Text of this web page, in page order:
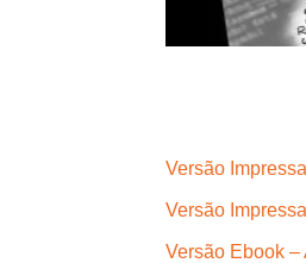
Versão
Versão
Versão Ebook –